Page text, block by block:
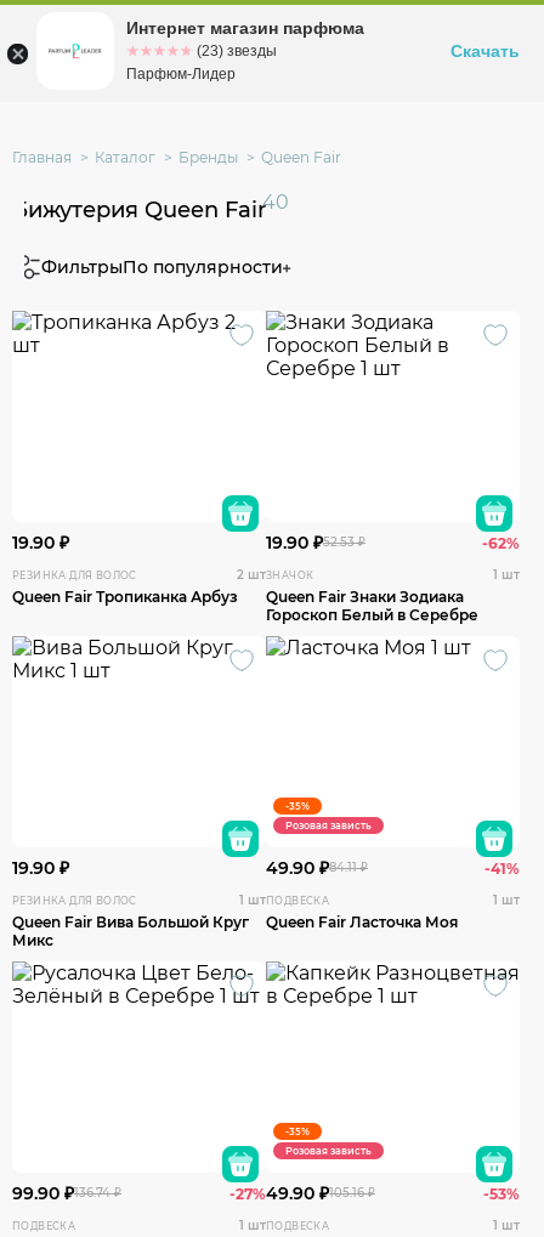
Омскул. Заозерная, 11, к. 1
Главная Каталог Бренды Queen Fair
Бижутерия Queen Fair40
ФильтрыПо популярности
19.90 ₽
РЕЗИНКА ДЛЯ ВОЛОС 2 шт
Queen Fair Тропиканка Арбуз
19.90 ₽52.53 ₽ -62%
ЗНАЧОК 1 шт
Queen Fair Знаки Зодиака
Гороскоп Белый в Серебре
19.90 ₽
РЕЗИНКА ДЛЯ ВОЛОС 1 шт
Queen Fair Вива Большой Круг
Микс
-35%
Розовая зависть
49.90 ₽84.11 ₽ -41%
ПОДВЕСКА 1 шт
Queen Fair Ласточка Моя
99.90 ₽136.74 ₽ -27%
ПОДВЕСКА 1 шт
-35%
Розовая зависть
49.90 ₽105.16 ₽ -53%
ПОДВЕСКА 1 шт
Интернет магазин парфюма
☆☆☆☆☆
★★★★★ (23) звезды
Парфюм-Лидер
Скачать